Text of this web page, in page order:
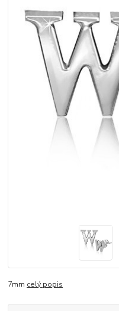
7mm celý popis